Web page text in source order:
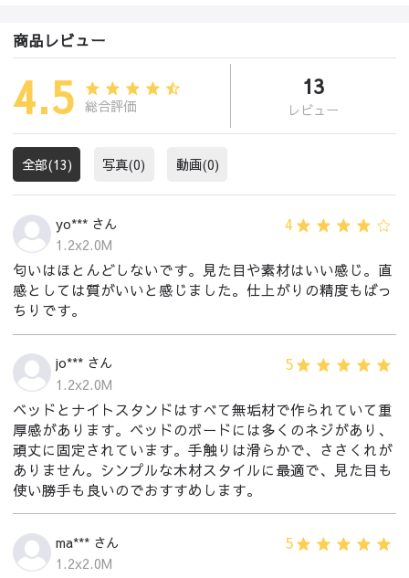
商品レビュー
4.5 総合評価
13
レビュー
全部(13) 写真(0) 動画(0)
yo*** さん 4
1.2x2.0M
匂いはほとんどしないです。見た目や素材はいい感じ。直
感としては質がいいと感じました。仕上がりの精度もばっ
ちりです。
jo*** さん 5
1.2x2.0M
ベッドとナイトスタンドはすべて無垢材で作られていて重
厚感があります。ベッドのボードには多くのネジがあり、
頑丈に固定されています。手触りは滑らかで、ささくれが
ありません。シンプルな木材スタイルに最適で、見た目も
使い勝手も良いのでおすすめします。
ma*** さん 5
1.2x2.0M